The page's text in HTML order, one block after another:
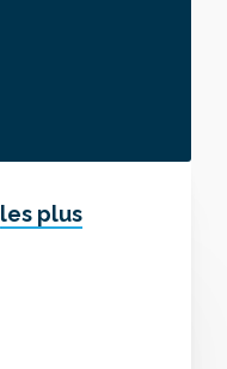
les plus